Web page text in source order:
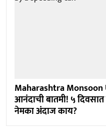
Maharashtra Monsoon
आनंदाची बातमी! ५
नेमका अंदाज काय?